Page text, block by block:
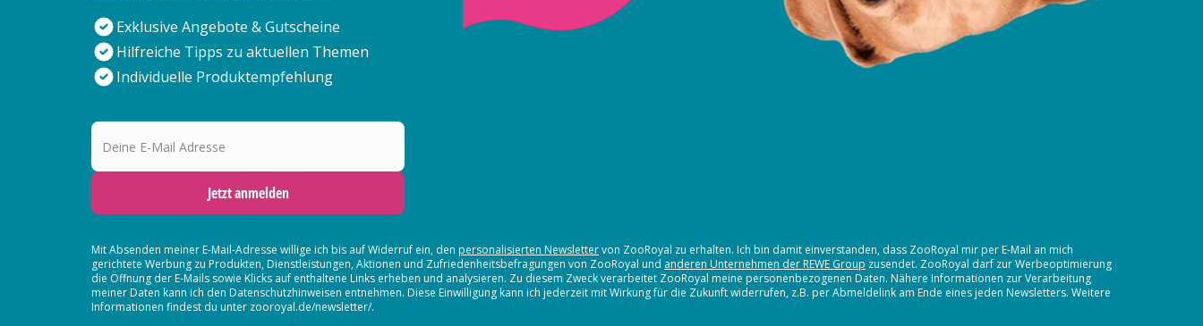
Exklusive Angebote & Gutscheine
Hilfreiche Tipps zu aktuellen Themen
Individuelle Produktempfehlung
Deine E-Mail Adresse
Jetzt anmelden
Mit Absenden meiner E-Mail-Adresse willige ich bis auf Widerruf ein, den personalisierten Newslettervon ZooRoyal zu erhalten. Ich bin damit einverstanden, dass ZooRoyal mir per E-Mail an mich
gerichtete Werbung zu Produkten, Dienstleistungen, Aktionen und Zufriedenheitsbefragungen von ZooRoyal und anderen Unternehmen der REWE Group zusendet. ZooRoyal darf zur Werbeoptimierung
die Öffnung der E-Mails sowie Klicks auf enthaltene Links erheben und analysieren. Zu diesem Zweck verarbeitet ZooRoyal meine personenbezogenen Daten. Nähere Informationen zur Verarbeitung
meiner Daten kann ich den Datenschutzhinweisen entnehmen. Diese Einwilligung kann ich jederzeit mit Wirkung für die Zukunft widerrufen, z.B. per Abmeldelink am Ende eines jeden Newsletters. Weitere
Informationen findest du unter zooroyal.de/newsletter/.